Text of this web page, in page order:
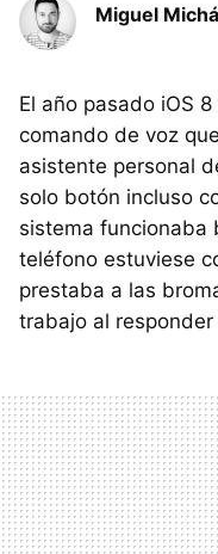
Miguel
El año pasado iOS
comando de voz
asistente personal
solo botón incluso
sistema funcionaba
teléfono estuviese
prestaba a las
trabajo al